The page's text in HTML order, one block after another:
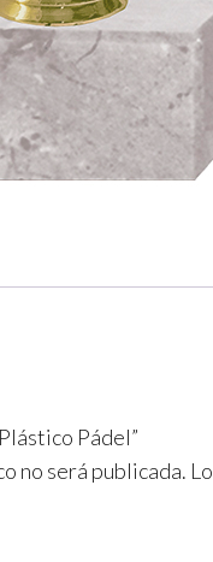
Pádel”
no será publicada.